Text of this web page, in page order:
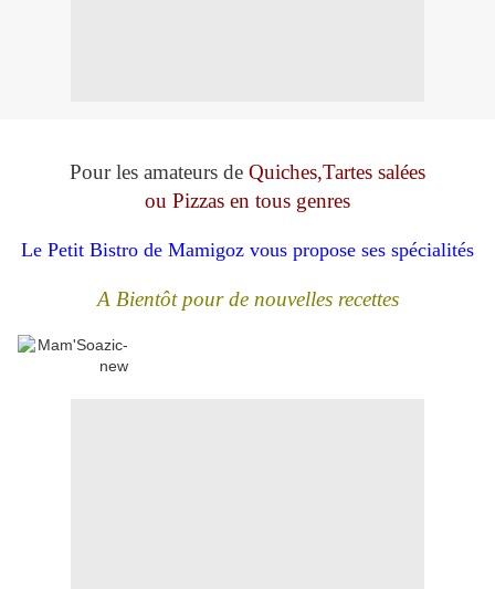
Pour les amateurs de Quiches,Tartes salées
ou Pizzas en tous genres
Le Petit Bistro de Mamigoz vous propose ses spécialités
A Bientôt pour de nouvelles recettes